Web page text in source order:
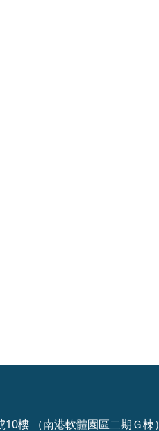
樓 （南港軟體園區二期Ｇ棟）